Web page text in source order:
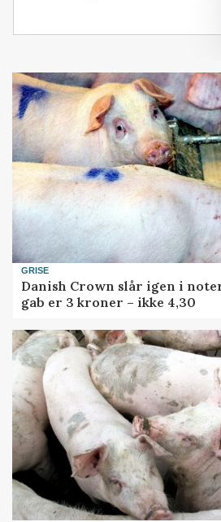
GRISE
Danish Crown slår igen i
gab er 3 kroner – ikke 4,30